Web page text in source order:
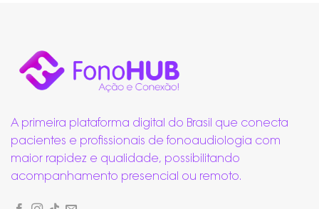
A primeira plataforma digital do Brasil que conecta
pacientes e profissionais de fonoaudiologia com
maior rapidez e qualidade, possibilitando
acompanhamento presencial ou remoto.